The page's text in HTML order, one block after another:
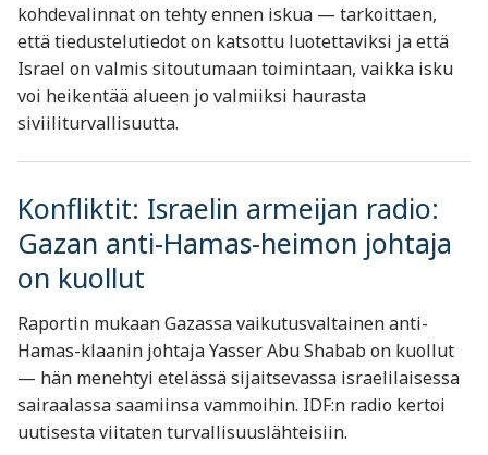
kohdevalinnat on tehty ennen iskua — tarkoittaen,
että tiedustelutiedot on katsottu luotettaviksi ja että
Israel on valmis sitoutumaan toimintaan, vaikka isku
voi heikentää alueen jo valmiiksi haurasta
siviiliturvallisuutta.
Konfliktit: Israelin armeijan radio:
Gazan anti-Hamas-heimon johtaja
on kuollut
Raportin mukaan Gazassa vaikutusvaltainen anti-
Hamas-klaanin johtaja Yasser Abu Shabab on kuollut
— hän menehtyi etelässä sijaitsevassa israelilaisessa
sairaalassa saamiinsa vammoihin. IDF:n radio kertoi
uutisesta viitaten turvallisuuslähteisiin.